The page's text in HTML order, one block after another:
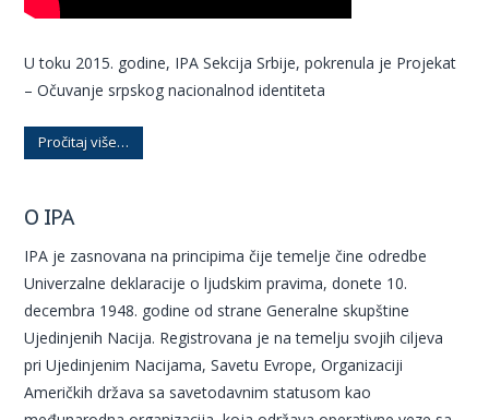
U toku 2015. godine, IPA Sekcija Srbije, pokrenula je Projekat
– Očuvanje srpskog nacionalnod identiteta
Pročitaj više…
O IPA
IPA je zasnovana na principima čije temelje čine odredbe
Univerzalne deklaracije o ljudskim pravima, donete 10.
decembra 1948. godine od strane Generalne skupštine
Ujedinjenih Nacija. Registrovana je na temelju svojih ciljeva
pri Ujedinjenim Nacijama, Savetu Evrope, Organizaciji
Američkih država sa savetodavnim statusom kao